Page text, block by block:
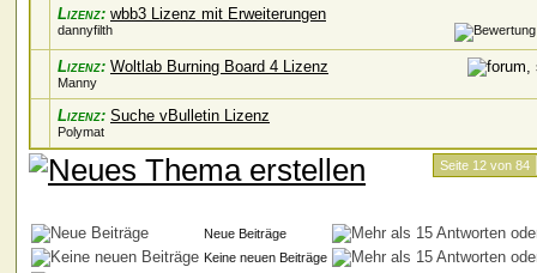
Lizenz: wbb3 Lizenz mit Erweiterungen
dannyfilth
Lizenz: Woltlab Burning Board 4 Lizenz
Manny
Lizenz: Suche vBulletin Lizenz
Polymat
Seite 12 von 84
Neue Beiträge
Keine neuen Beiträge